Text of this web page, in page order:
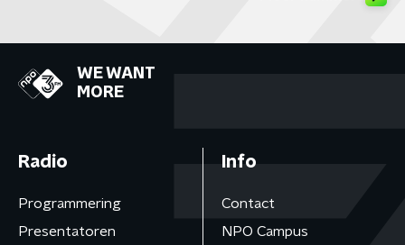
WE WANT
MORE
Radio
Programmering
Presentatoren
Info
Contact
NPO Campus